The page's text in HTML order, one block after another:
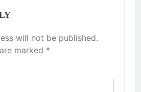
will not be published.
marked *